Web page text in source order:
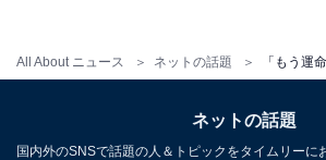
All About ニュース ネットの話題
ネットの話題
国内外のSNSで話題の人＆トピックをタイムリーに